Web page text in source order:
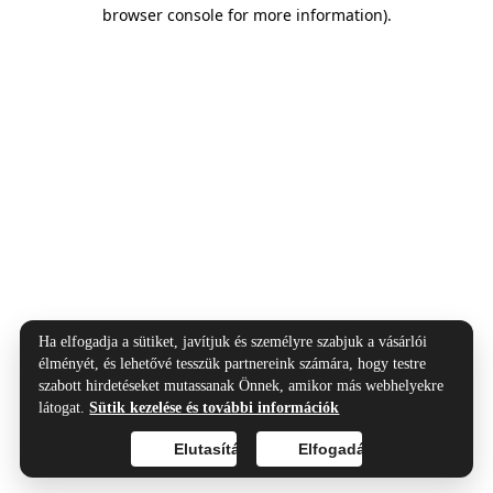
browser console for more information).
Ha elfogadja a sütiket, javítjuk és személyre szabjuk a vásárlói
élményét, és lehetővé tesszük partnereink számára, hogy testre
szabott hirdetéseket mutassanak Önnek, amikor más webhelyekre
látogat.Sütik kezelése és további információk
Elfogadás
Elutasítás